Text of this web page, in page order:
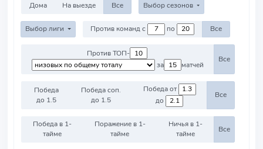
Дома На выезде Все Выбор сезонов
Выбор лиги Против команд с по Все
Против ТОП-
за
матчей
Все
Победа
до 1.5
Победа соп.
до 1.5
Победа от
до
Все
Победа в 1-
тайме
Поражение в 1-
тайме
Ничья в 1-
тайме
Все